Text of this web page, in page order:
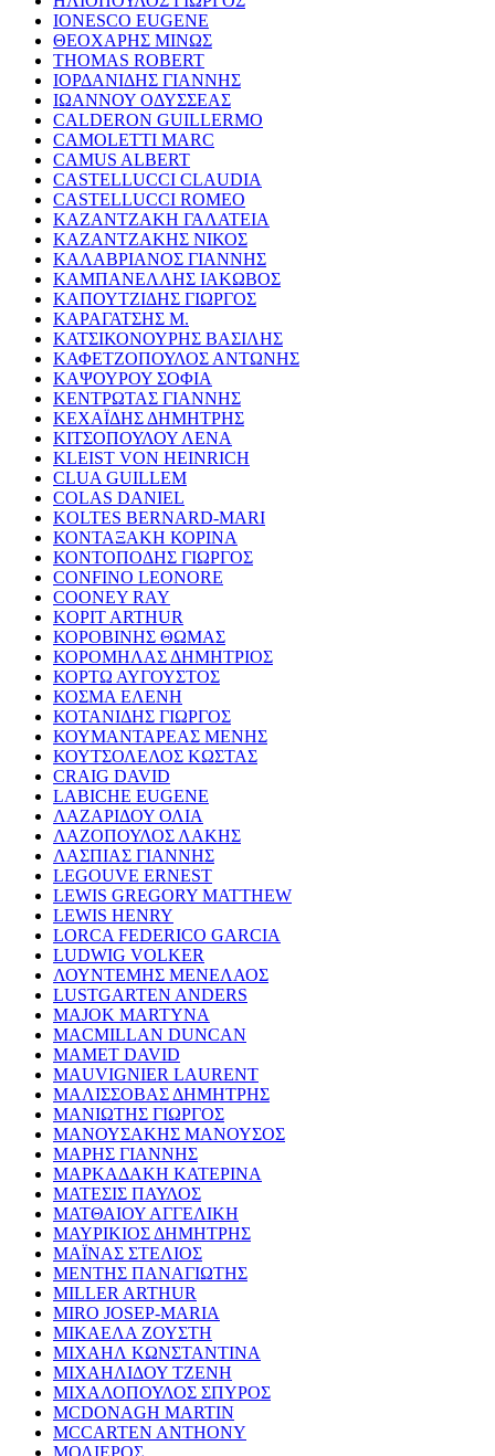
IONESCO EUGENE
ΘΕΟΧΑΡΗΣ ΜΙΝΩΣ
THOMAS ROBERT
ΙΟΡΔΑΝΙΔΗΣ ΓΙΑΝΝΗΣ
ΙΩΑΝΝΟΥ ΟΔΥΣΣΕΑΣ
CALDERON GUILLERMO
CAMOLETTI MARC
CAMUS ALBERT
CASTELLUCCI CLAUDIA
CASTELLUCCI ROMEO
ΚΑΖΑΝΤΖΑΚΗ ΓΑΛΑΤΕΙΑ
ΚΑΖΑΝΤΖΑΚΗΣ ΝΙΚΟΣ
ΚΑΛΑΒΡΙΑΝΟΣ ΓΙΑΝΝΗΣ
ΚΑΜΠΑΝΕΛΛΗΣ ΙΑΚΩΒΟΣ
ΚΑΠΟΥΤΖΙΔΗΣ ΓΙΩΡΓΟΣ
ΚΑΡΑΓΑΤΣΗΣ Μ.
ΚΑΤΣΙΚΟΝΟΥΡΗΣ ΒΑΣΙΛΗΣ
ΚΑΦΕΤΖΟΠΟΥΛΟΣ ΑΝΤΩΝΗΣ
ΚΑΨΟΥΡΟΥ ΣΟΦΙΑ
ΚΕΝΤΡΩΤΑΣ ΓΙΑΝΝΗΣ
ΚΕΧΑΪΔΗΣ ΔΗΜΗΤΡΗΣ
ΚΙΤΣΟΠΟΥΛΟΥ ΛΕΝΑ
KLEIST VON HEINRICH
CLUA GUILLEM
COLAS DANIEL
KOLTES BERNARD-MARI
ΚΟΝΤΑΞΑΚΗ ΚΟΡΙΝΑ
ΚΟΝΤΟΠΟΔΗΣ ΓΙΩΡΓΟΣ
CONFINO LEONORE
COONEY RAY
KOPIT ARTHUR
ΚΟΡΟΒΙΝΗΣ ΘΩΜΑΣ
ΚΟΡΟΜΗΛΑΣ ΔΗΜΗΤΡΙΟΣ
ΚΟΡΤΩ ΑΥΓΟΥΣΤΟΣ
ΚΟΣΜΑ ΕΛΕΝΗ
ΚΟΤΑΝΙΔΗΣ ΓΙΩΡΓΟΣ
ΚΟΥΜΑΝΤΑΡΕΑΣ ΜΕΝΗΣ
ΚΟΥΤΣΟΛΕΛΟΣ ΚΩΣΤΑΣ
CRAIG DAVID
LABICHE EUGENE
ΛΑΖΑΡΙΔΟΥ ΟΛΙΑ
ΛΑΖΟΠΟΥΛΟΣ ΛΑΚΗΣ
ΛΑΣΠΙΑΣ ΓΙΑΝΝΗΣ
LEGOUVE ERNEST
LEWIS GREGORY MATTHEW
LEWIS HENRY
LORCA FEDERICO GARCIA
LUDWIG VOLKER
ΛΟΥΝΤΕΜΗΣ ΜΕΝΕΛΑΟΣ
LUSTGARTEN ANDERS
MAJOK MARTYNA
MACMILLAN DUNCAN
MAMET DAVID
MAUVIGNIER LAURENT
ΜΑΛΙΣΣΟΒΑΣ ΔΗΜΗΤΡΗΣ
ΜΑΝΙΩΤΗΣ ΓΙΩΡΓΟΣ
ΜΑΝΟΥΣΑΚΗΣ ΜΑΝΟΥΣΟΣ
ΜΑΡΗΣ ΓΙΑΝΝΗΣ
ΜΑΡΚΑΔΑΚΗ ΚΑΤΕΡΙΝΑ
ΜΑΤΕΣΙΣ ΠΑΥΛΟΣ
ΜΑΤΘΑΙΟΥ ΑΓΓΕΛΙΚΗ
ΜΑΥΡΙΚΙΟΣ ΔΗΜΗΤΡΗΣ
ΜΑΪΝΑΣ ΣΤΕΛΙΟΣ
ΜΕΝΤΗΣ ΠΑΝΑΓΙΩΤΗΣ
MILLER ARTHUR
MIRO JOSEP-MARIA
ΜΙΚΑΕΛΑ ΖΟΥΣΤΗ
ΜΙΧΑΗΛ ΚΩΝΣΤΑΝΤΙΝΑ
ΜΙΧΑΗΛΙΔΟΥ ΤΖΕΝΗ
ΜΙΧΑΛΟΠΟΥΛΟΣ ΣΠΥΡΟΣ
MCDONAGH MARTIN
MCCARTEN ANTHONY
ΜΟΛΙΕΡΟΣ